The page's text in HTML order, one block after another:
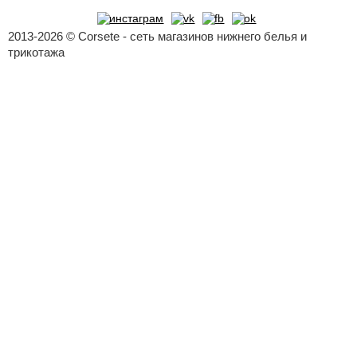
2013-2026 © Corsete - сеть магазинов нижнего белья и
трикотажа